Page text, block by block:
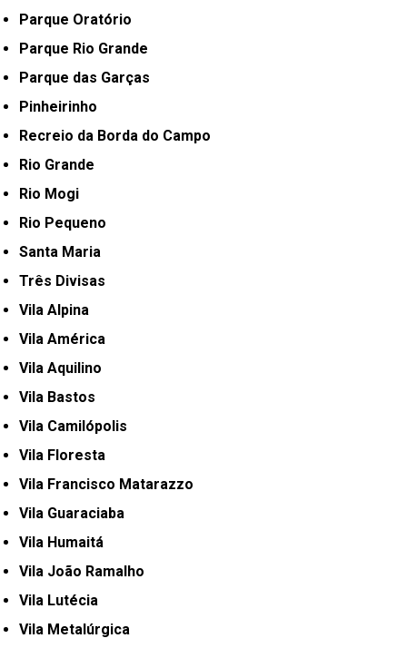
Parque Oratório
Parque Rio Grande
Parque das Garças
Pinheirinho
Recreio da Borda do Campo
Rio Grande
Rio Mogi
Rio Pequeno
Santa Maria
Três Divisas
Vila Alpina
Vila América
Vila Aquilino
Vila Bastos
Vila Camilópolis
Vila Floresta
Vila Francisco Matarazzo
Vila Guaraciaba
Vila Humaitá
Vila João Ramalho
Vila Lutécia
Vila Metalúrgica